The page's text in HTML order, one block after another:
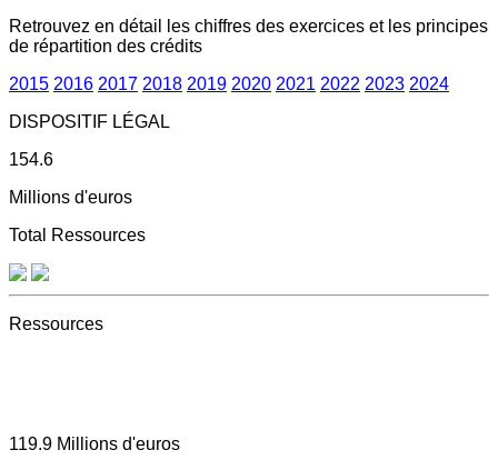
Retrouvez en détail les chiffres des exercices et les principes
de répartition des crédits
2015 2016 2017 2018 2019 2020 2021 2022 2023 2024
DISPOSITIF LÉGAL
154.6
Millions d'euros
Total Ressources
Ressources
119.9 Millions d'euros